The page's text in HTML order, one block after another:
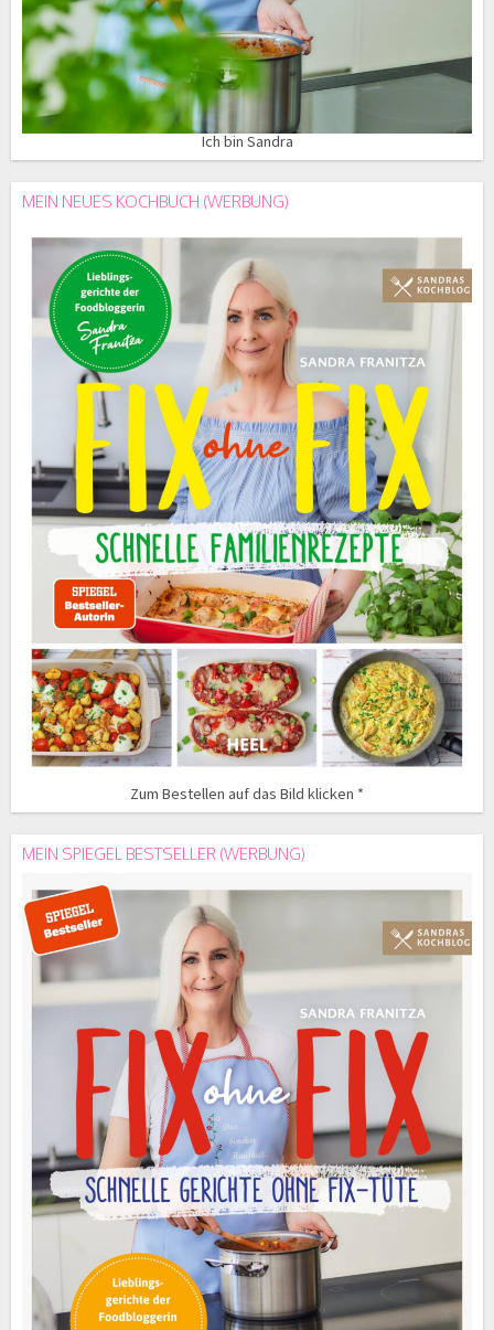
Ich bin Sandra
MEIN NEUES KOCHBUCH (WERBUNG)
Zum Bestellen auf das Bild klicken *
MEIN SPIEGEL BESTSELLER (WERBUNG)